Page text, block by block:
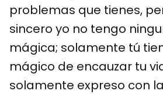
problemas que tienes,
sincero yo no tengo
mágica; solamente tú
mágico de encauzar tu
solamente expreso con